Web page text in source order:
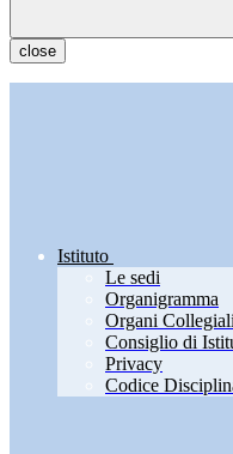
close
Istituto
Le sedi
Organigramma
Organi Collegiali
Consiglio di
Privacy
Codice